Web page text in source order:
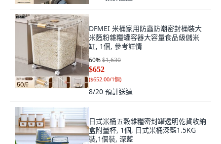
DFMEI 米桶家用防蟲防潮密封桶裝大
米麪粉雜糧罐容器大容量食品級儲米
缸, 1個, 參考詳情
60%$1,630
$652
($652.00/1個)
8/20 預計送達
日式米桶五穀雜糧密封罐透明乾貨收納
盒附量杯, 1個, 日式米桶深藍1.5KG
裝,1個裝, 深藍